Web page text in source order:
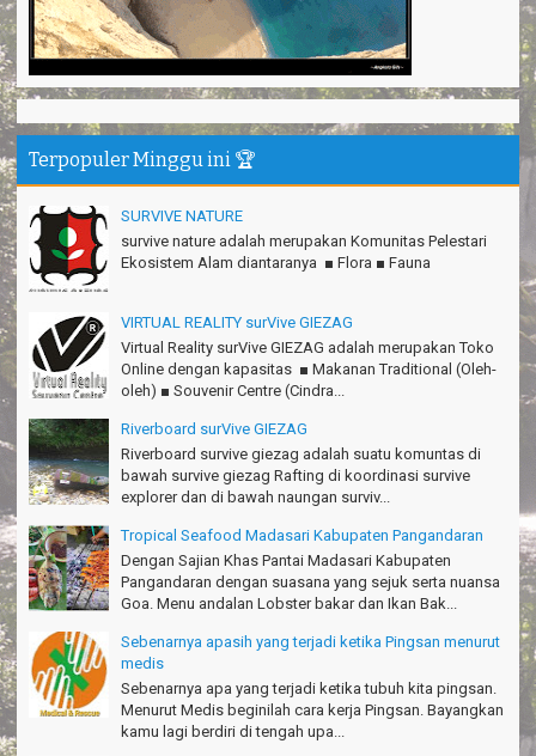
TRIms Team surVive atas panduan wisata Kabupaten
Pangandaran
Jacky - Depok
Haturnuhun kang Arief, Citumang seru!
TRIms surVive GIEZAG telah menemani kami ke Gn.Semeru.
Salam lestari!
Tapak Adventure Club - Bandung Barat
Thanks!
Michael - Sydney
Santoso - Kudus
Seru banget Pantai Batukaras!
Sudrajat - Kuningan
エキサイティングなツアー。ありがとう Arief Pangandaran
Nakata-Osaka Japan
Amazing palace
Hiromi - Fukusima Japan
Terpopuler Minggu ini 🏆
SURVIVE NATURE
survive nature adalah merupakan Komunitas Pelestari
Ekosistem Alam diantaranya ■ Flora ■ Fauna
VIRTUAL REALITY surVive GIEZAG
Virtual Reality surVive GIEZAG adalah merupakan Toko
Online dengan kapasitas ■ Makanan Traditional (Oleh-
oleh) ■ Souvenir Centre (Cindra...
Riverboard surVive GIEZAG
Riverboard survive giezag adalah suatu komuntas di
bawah survive giezag Rafting di koordinasi survive
explorer dan di bawah naungan surviv...
Tropical Seafood Madasari Kabupaten Pangandaran
Dengan Sajian Khas Pantai Madasari Kabupaten
Pangandaran dengan suasana yang sejuk serta nuansa
Goa. Menu andalan Lobster bakar dan Ikan Bak...
Sebenarnya apasih yang terjadi ketika Pingsan menurut
medis
Sebenarnya apa yang terjadi ketika tubuh kita pingsan.
Menurut Medis beginilah cara kerja Pingsan. Bayangkan
kamu lagi berdiri di tengah upa...